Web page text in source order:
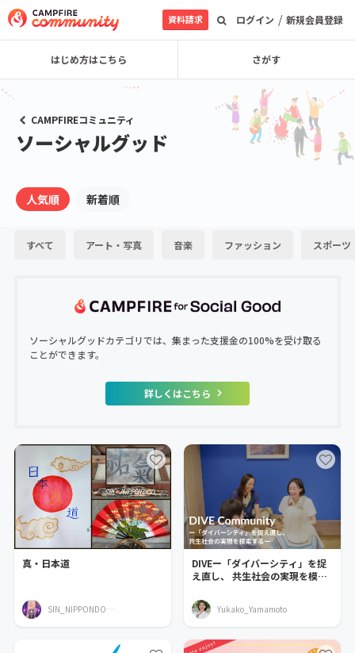
ログイン / 新規会員登録
資料請求
はじめ方はこちら さがす
CAMPFIREコミュニティ
ソーシャルグッド
人気順 新着順
すべて アート・写真 音楽 ファッション スポーツ
ソーシャルグッドカテゴリでは、集まった支援金の100%を受け取る
ことができます。
詳しくはこちら
真・日本道
SIN_NIPPONDOU3087
DIVEー「ダイバーシティ」を捉
え直し、 共生社会の実現を模索
Yukako_Yamamoto